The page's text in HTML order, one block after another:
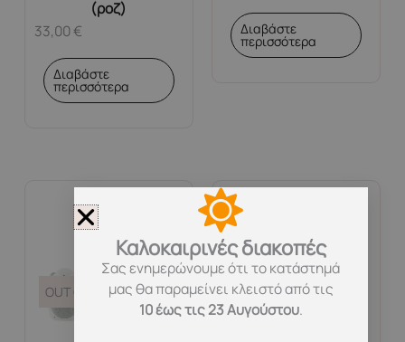
(ροζ)
33,00€
Διαβάστε
περισσότερα
Διαβάστε
περισσότερα
OUT OF STOCK OUT OF STOCK
Καλοκαιρινές διακοπές
Σας ενημερώνουμε ότι το κατάστημά
μας θα παραμείνει κλειστό από τις
10 έως τις 23 Αυγούστου.